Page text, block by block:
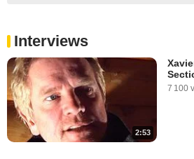
Interviews
2:53
7 100